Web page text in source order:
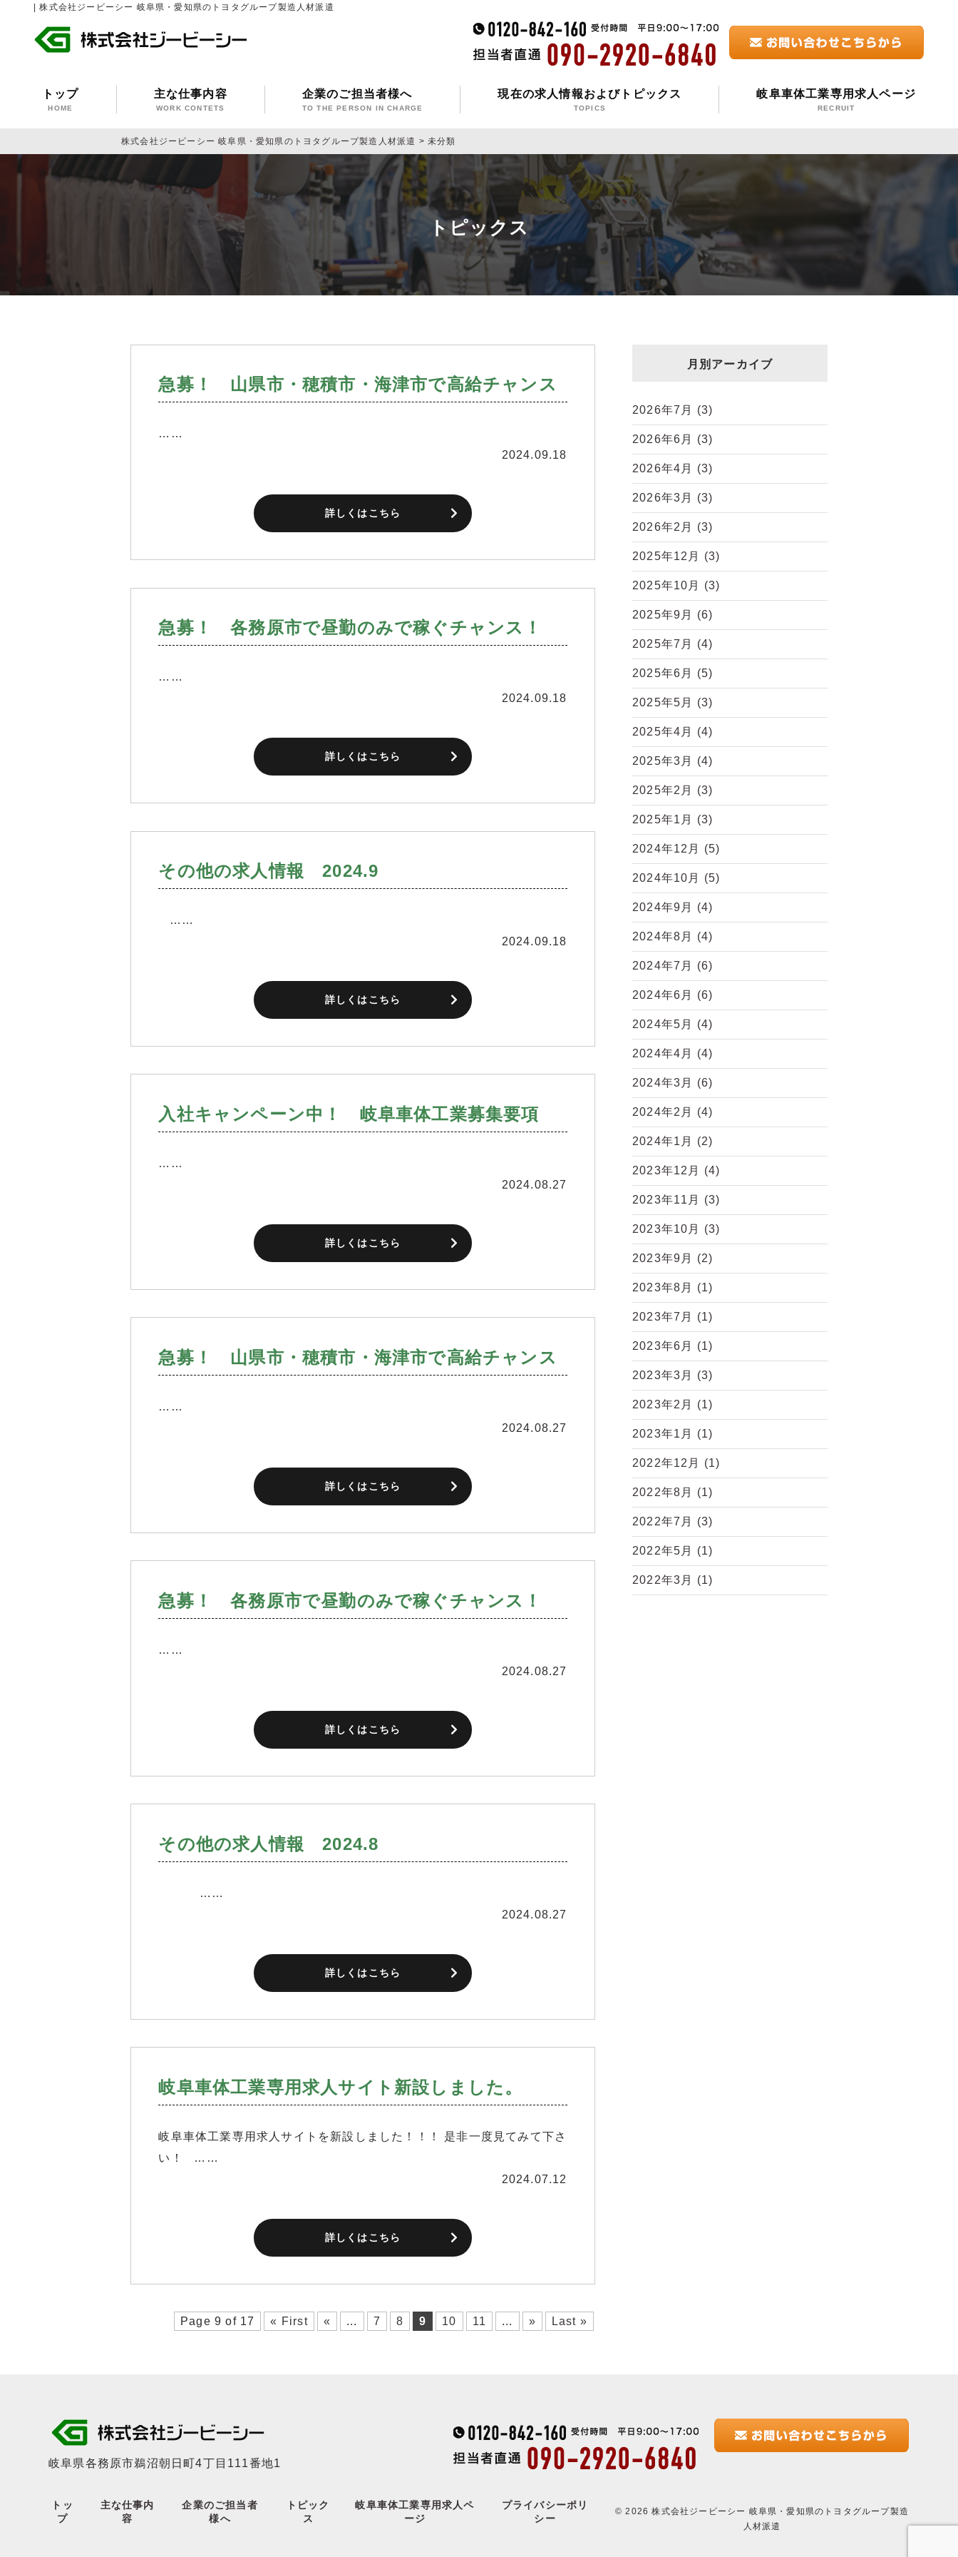
| 株式会社ジービーシー 岐阜県・愛知県のトヨタグループ製造人材派遣
トップ
HOME
主な仕事内容
WORK CONTETS
企業のご担当者様へ
TO THE PERSON IN CHARGE
現在の求人情報およびトピックス
TOPICS
岐阜車体工業専用求人ページ
RECRUIT
株式会社ジービーシー 岐阜県・愛知県のトヨタグループ製造人材派遣 >未分類
トピックス
急募！ 山県市・穂積市・海津市で高給チャンス
……
2024.09.18
詳しくはこちら
急募！ 各務原市で昼勤のみで稼ぐチャンス！
……
2024.09.18
詳しくはこちら
その他の求人情報 2024.9
……
2024.09.18
詳しくはこちら
入社キャンペーン中！ 岐阜車体工業募集要項
……
2024.08.27
詳しくはこちら
急募！ 山県市・穂積市・海津市で高給チャンス
……
2024.08.27
詳しくはこちら
急募！ 各務原市で昼勤のみで稼ぐチャンス！
……
2024.08.27
詳しくはこちら
その他の求人情報 2024.8
……
2024.08.27
詳しくはこちら
岐阜車体工業専用求人サイト新設しました。
岐阜車体工業専用求人サイトを新設しました！！！ 是非一度見てみて下さ
い！ ……
2024.07.12
詳しくはこちら
Page 9 of 17 « First « ... 7 8 9 10 11 ... » Last »
月別アーカイブ
2026年7月 (3)
2026年6月 (3)
2026年4月 (3)
2026年3月 (3)
2026年2月 (3)
2025年12月 (3)
2025年10月 (3)
2025年9月 (6)
2025年7月 (4)
2025年6月 (5)
2025年5月 (3)
2025年4月 (4)
2025年3月 (4)
2025年2月 (3)
2025年1月 (3)
2024年12月 (5)
2024年10月 (5)
2024年9月 (4)
2024年8月 (4)
2024年7月 (6)
2024年6月 (6)
2024年5月 (4)
2024年4月 (4)
2024年3月 (6)
2024年2月 (4)
2024年1月 (2)
2023年12月 (4)
2023年11月 (3)
2023年10月 (3)
2023年9月 (2)
2023年8月 (1)
2023年7月 (1)
2023年6月 (1)
2023年3月 (3)
2023年2月 (1)
2023年1月 (1)
2022年12月 (1)
2022年8月 (1)
2022年7月 (3)
2022年5月 (1)
2022年3月 (1)
岐阜県各務原市鵜沼朝日町4丁目111番地1
トッ
プ
主な仕事内
容
企業のご担当者
様へ
トピック
ス
岐阜車体工業専用求人ペ
ージ
プライバシーポリ
シー
© 2026 株式会社ジービーシー 岐阜県・愛知県のトヨタグループ製造
人材派遣